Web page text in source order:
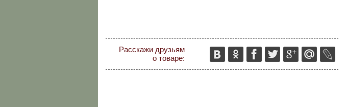
Расскажи друзьям
о товаре: